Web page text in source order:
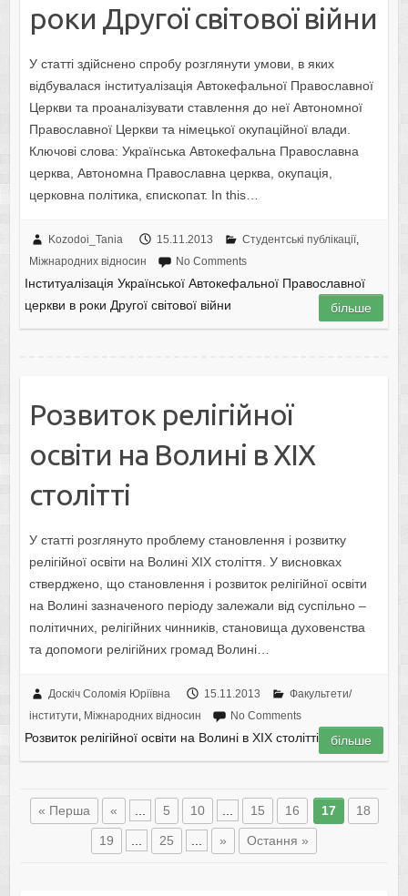
роки Другої світової війни
У статті здійснено спробу розглянути умови, в яких
відбувалася інституалізація Автокефальної Православної
Церкви та проаналізувати ставлення до неї Автономної
Православної Церкви та німецької окупаційної влади.
Ключові слова: Українська Автокефальна Православна
церква, Автономна Православна церква, окупація,
церковна політика, єпископат. In this…
Kozodoi_Tania 15.11.2013 Студентські публікації,
Міжнародних відносин
No Comments
Інституалізація Української Автокефальної Православної
церкви в роки Другої світової війни
більше
Розвиток релігійної
освіти на Волині в ХІХ
столітті
У статті розглянуто проблему становлення і розвитку
релігійної освіти на Волині ХІХ століття. У висновках
стверджено, що становлення і розвиток релігійної освіти
на Волині зазначеного періоду залежали від суспільно –
політичних, релігійних чинників, становища духовенства
та допомоги релігійних громад Волині…
Доскіч Соломія Юріївна 15.11.2013
Факультети/
інститути Міжнародних відносин No Comments
Розвиток релігійної освіти на Волині в ХІХ столітті більше
« Перша « 5 10 15 16 17 18
19 25 » Остання »